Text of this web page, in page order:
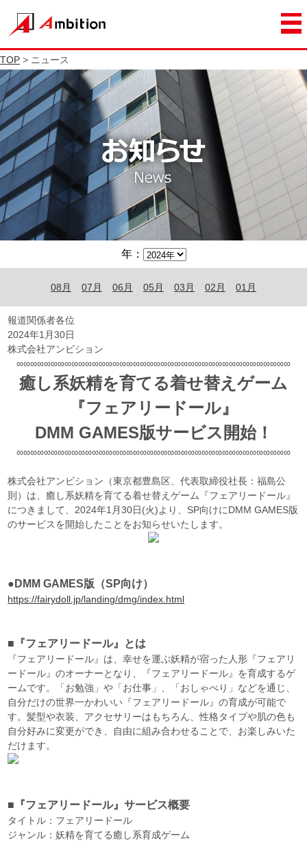
TOP > ニュース
年：
08月 07月 06月 05月 03月 02月 01月
報道関係者各位
2024年1月30日
株式会社アンビション
∞∞∞∞∞∞∞∞∞∞∞∞∞∞∞∞∞∞∞∞∞∞∞∞∞∞∞∞∞∞∞∞∞∞∞∞∞∞∞∞
癒し系妖精を育てる着せ替えゲーム
『フェアリードール』
DMM GAMES版サービス開始！
∞∞∞∞∞∞∞∞∞∞∞∞∞∞∞∞∞∞∞∞∞∞∞∞∞∞∞∞∞∞∞∞∞∞∞∞∞∞∞∞
株式会社アンビション（東京都豊島区、代表取締役社長：福島公
則）は、癒し系妖精を育てる着せ替えゲーム『フェアリードール』
につきまして、2024年1月30日(火)より、SP向けにDMM GAMES版
のサービスを開始したことをお知らせいたします。
●DMM GAMES版（SP向け）
https://fairydoll.jp/landing/dmg/index.html
■『フェアリードール』とは
『フェアリードール』は、幸せを運ぶ妖精が宿った人形『フェアリ
ードール』のオーナーとなり、『フェアリードール』を育成するゲ
ームです。「お勉強」や「お仕事」、「おしゃべり」などを通じ、
自分だけの世界一かわいい『フェアリードール』の育成が可能で
す。髪型や衣装、アクセサリーはもちろん、性格タイプや肌の色も
自分好みに変更ができ、自由に組み合わせることで、お楽しみいた
だけます。
■『フェアリードール』サービス概要
タイトル：フェアリードール
ジャンル：妖精を育てる癒し系育成ゲーム